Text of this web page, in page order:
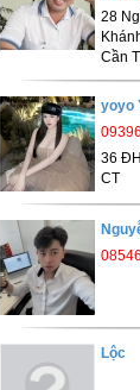
28
Cần
yoyo
36
CT
Lộc